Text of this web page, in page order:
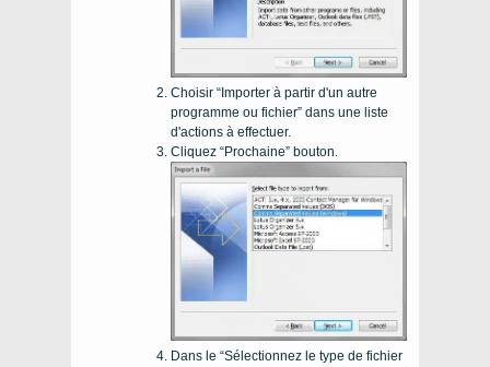
Choisir “Importer à partir d'un autre
programme ou fichier” dans une liste
d'actions à effectuer.
Cliquez “Prochaine” bouton.
Dans le “Sélectionnez le type de fichier